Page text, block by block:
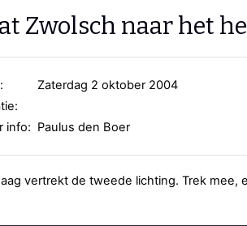
RSS
Zwolsch naar het
Zaterdag 2 oktober 2004
info: Paulus den Boer
vertrekt de tweede lichting. Trek mee,